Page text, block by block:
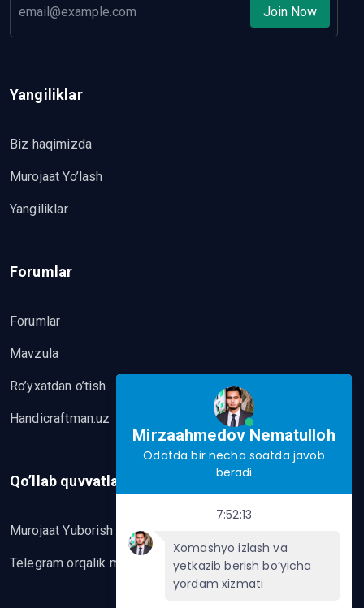
Join Now
Yangiliklar
Biz haqimizda
Murojaat Yo’lash
Yangiliklar
Forumlar
Forumlar
Mavzula
Ro’yxatdan o’tish
Handicraftman.uz
Qo’llab quvvatlash
Murojaat Yuborish
Telegram orqalik murojaat yo’lash
Mirzaahmedov Nematulloh
Odatda bir necha soatda javob
beradi
7:52:13
Xomashyo izlash va
yetkazib berish bo‘yicha
yordam xizmati